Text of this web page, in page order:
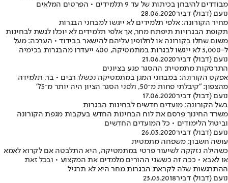
מבודדים להיבחן בכיתות של עד 9 תלמידים • הפרטים המלאים
נועם (דבול) דביר28.06.2020
מחיר הקורונה: אלפי תלמידים לא ייגשו למבחני הבגרות
תקופת הבגרויות תיפתח מחר, אך אלפי תלמידים לא יוכלו לגשת לבחינות
משום שחלו בקורונה או לחלופין עליהם להישאר בבידוד • הערכה: מעל
ל-3,000 לא ייגשו לבגרות במתמטיקה, 400 ייעדרו מהבגרות בכימיה
נועם (דבול) דביר21.06.2020
התרסקות מתמטית: ההסגר פגע בציונים
אפקט הקורונה: במבחני המגן במתמטיקה נכשלו רבים • בר, תלמידה
מהצפון: "קיבלתי פחות מ־50, ולפני הסגר הציון היה יותר מ־75"
נועם (דבול) דביר17.06.2020
בשל הקורונה: מועדים חדשים לבחינות הבגרות
משרד החינוך פרסם את לוח הבחינות החדש בעקבות מגפת הקורונה
וביטול הלימודים • כל המועדים החדשים
נועם (דבול) דביר26.03.2020
עושה חשבון: משפחה מתמטית
כשהילה נזקקה לשיעור פרטי במתמטיקה, היא התלבטה אם לקרוא לאמא
או לאבא • ככה זה כששני ההורים מלמדים את המקצוע • ובכל זאת
ההתרגשות שלה לקראת הבגרות מחר היא לא תרגיל
נועם (דבול) דביר23.05.2018